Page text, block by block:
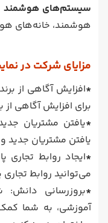
سیستم‌های هوشمند
هوشمند، خانه‌های
مزایای شرکت در
*افزایش آگاهی از
برای افزایش آگاهی
*یافتن مشتریان
یافتن مشتریان جدید
*ایجاد روابط تجاری
می‌توانید روابط تجاری
*بروزرسانی دانش:
آموزشی، به شما